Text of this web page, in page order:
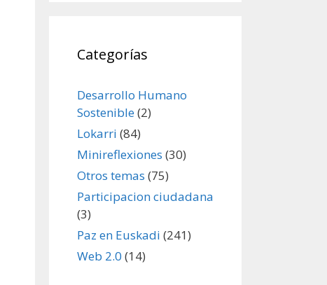
Categorías
Desarrollo Humano
Sostenible(2)
Lokarri (84)
Minireflexiones (30)
Otros temas (75)
Participacion ciudadana
(3)
Paz en Euskadi (241)
Web 2.0 (14)